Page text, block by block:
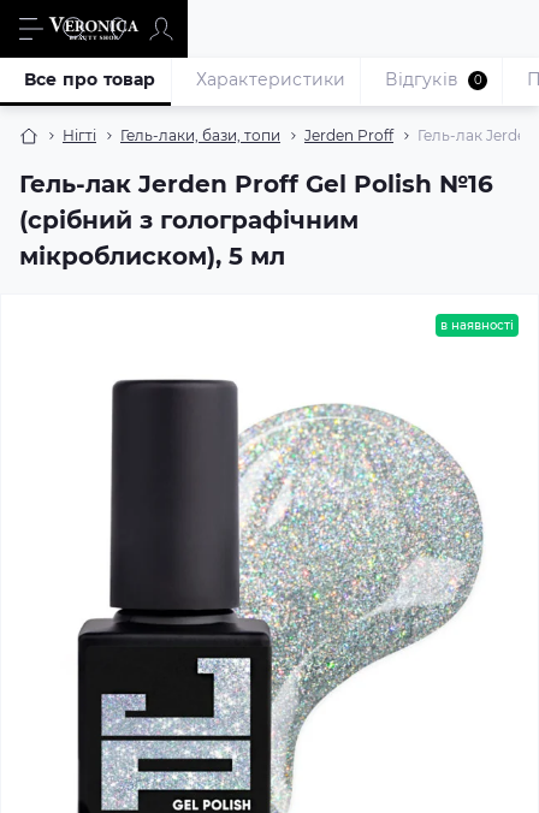
Нігті Гель-лаки, бази, топи Jerden Proff Гель-лак
Гель-лак Jerden Proff Gel Polish №16
(срібний з голографічним
мікроблиском), 5 мл
Все про товар Характеристики Відгуків 0
в наявності